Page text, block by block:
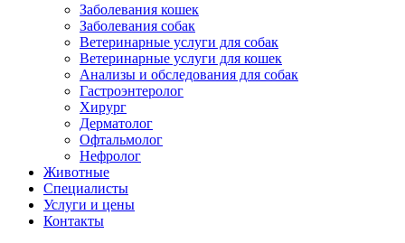
Заболевания кошек
Заболевания собак
Ветеринарные услуги для собак
Ветеринарные услуги для кошек
Анализы и обследования для собак
Гастроэнтеролог
Хирург
Дерматолог
Офтальмолог
Нефролог
Животные
Специалисты
Услуги и цены
Контакты